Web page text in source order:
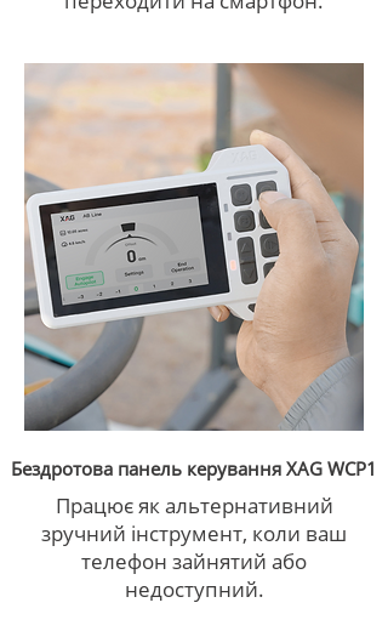
Бездротова панель керування XAG WCP1
Працює як альтернативний
зручний інструмент, коли ваш
телефон зайнятий або
недоступний.